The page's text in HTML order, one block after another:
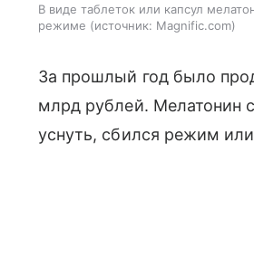
В виде таблеток или капсул
режиме
источник: Magnific.com
За прошлый год было
млрд рублей. Мелатонин
уснуть, сбился режим или